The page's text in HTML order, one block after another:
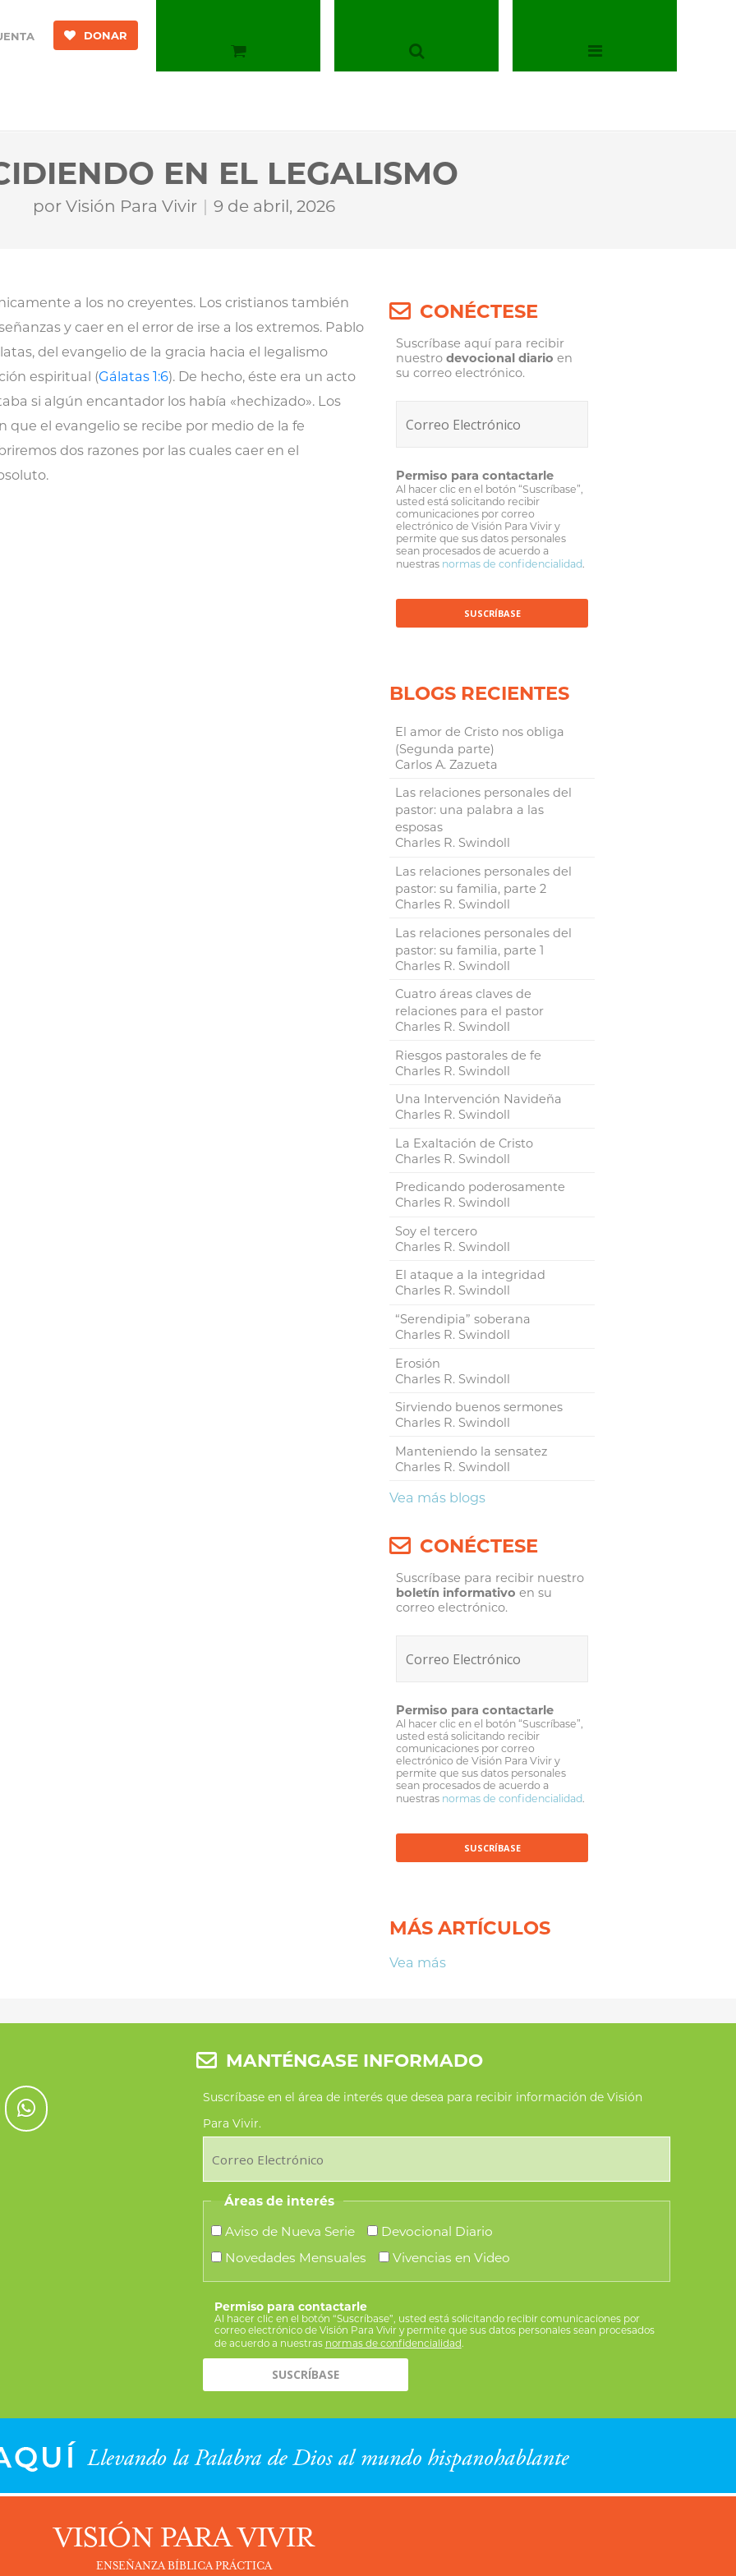
DONAR
EN EL LEGALISMO
por Visión Para Vivir 9 de abril, 2026
a los no creyentes. Los cristianos también
y caer en el error de irse a los extremos. Pablo
del evangelio de la gracia hacia el legalismo
espiritual (Gálatas 1:6). De hecho, éste era un acto
si algún encantador los había «hechizado». Los
el evangelio se recibe por medio de la fe
dos razones por las cuales caer en el
CONÉCTESE
Suscríbase aquí para recibir
nuestrodevocional diario en
su correo electrónico.
Permiso para contactarle
Al hacer clic en el botón “Suscríbase”,
usted está solicitando recibir
comunicaciones por correo
electrónico de Visión Para Vivir y
permite que sus datos personales
sean procesados de acuerdo a
nuestras normas de confidencialidad.
BLOGS RECIENTES
El amor de Cristo nos obliga
(Segunda parte)
Carlos A. Zazueta
Las relaciones personales del
pastor: una palabra a las
esposas
Charles R. Swindoll
Las relaciones personales del
pastor: su familia, parte 2
Charles R. Swindoll
Las relaciones personales del
pastor: su familia, parte 1
Charles R. Swindoll
Cuatro áreas claves de
relaciones para el pastor
Charles R. Swindoll
Riesgos pastorales de fe
Charles R. Swindoll
Una Intervención Navideña
Charles R. Swindoll
La Exaltación de Cristo
Charles R. Swindoll
Predicando poderosamente
Charles R. Swindoll
Soy el tercero
Charles R. Swindoll
El ataque a la integridad
Charles R. Swindoll
“Serendipia” soberana
Charles R. Swindoll
Erosión
Charles R. Swindoll
Sirviendo buenos sermones
Charles R. Swindoll
Manteniendo la sensatez
Charles R. Swindoll
Vea más blogs
CONÉCTESE
Suscríbase para recibir nuestro
boletín informativo en su
correo electrónico.
Permiso para contactarle
Al hacer clic en el botón “Suscríbase”,
usted está solicitando recibir
comunicaciones por correo
electrónico de Visión Para Vivir y
permite que sus datos personales
sean procesados de acuerdo a
nuestras normas de confidencialidad.
MÁS ARTÍCULOS
Vea más
MANTÉNGASE INFORMADO
Suscríbase en el área de interés que desea para recibir información de Visión
Para Vivir.
Áreas de interés
Aviso de Nueva Serie
Devocional Diario
Novedades Mensuales
Vivencias en Video
Permiso para contactarle
Al hacer clic en el botón “Suscríbase”, usted está solicitando recibir comunicaciones por
correo electrónico de Visión Para Vivir y permite que sus datos personales sean procesados
de acuerdo a nuestras normas de confidencialidad.
VISIÓN PARA VIVIR
ENSEÑANZA BÍBLICA PRÁCTICA